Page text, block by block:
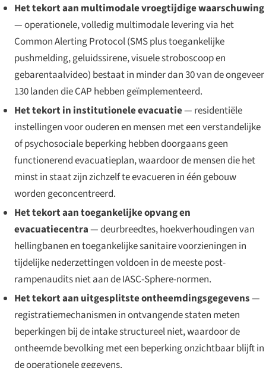
Het tekort aan multimodale vroegtijdige waarschuwing
— operationele, volledig multimodale levering via het
Common Alerting Protocol (SMS plus toegankelijke
pushmelding, geluidssirene, visuele stroboscoop en
gebarentaalvideo) bestaat in minder dan 30 van de ongeveer
130 landen die CAP hebben geïmplementeerd.
Het tekort in institutionele evacuatie— residentiële
instellingen voor ouderen en mensen met een verstandelijke
of psychosociale beperking hebben doorgaans geen
functionerend evacuatieplan, waardoor de mensen die het
minst in staat zijn zichzelf te evacueren in één gebouw
worden geconcentreerd.
Het tekort aan toegankelijke opvang en
evacuatiecentra— deurbreedtes, hoekverhoudingen van
hellingbanen en toegankelijke sanitaire voorzieningen in
tijdelijke nederzettingen voldoen in de meeste post-
rampenaudits niet aan de IASC-Sphere-normen.
Het tekort aan uitgesplitste ontheemdingsgegevens—
registratiemechanismen in ontvangende staten meten
beperkingen bij de intake structureel niet, waardoor de
ontheemde bevolking met een beperking onzichtbaar blijft in